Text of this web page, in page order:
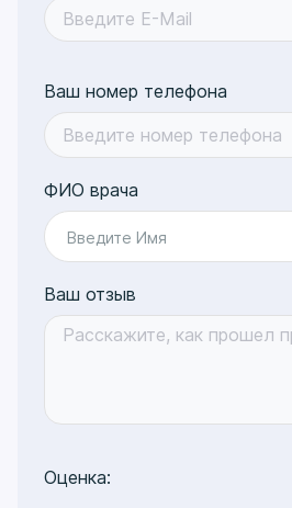
Ваш номер телефона
ФИО врача
Введите Имя
Оценка:
Ваш отзыв